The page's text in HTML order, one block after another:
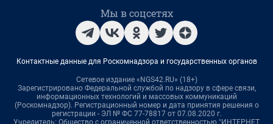
Мы в соцсетях
Контактные данные для Роскомнадзора и государственных органов
Сетевое издание «NGS42.RU» (18+)
Зарегистрировано Федеральной службой по надзору в сфере связи,
информационных технологий и массовых коммуникаций
(Роскомнадзор). Регистрационный номер и дата принятия решения о
регистрации - ЭЛ № ФС 77-78817 от 07.08.2020 г.